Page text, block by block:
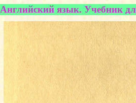
Английский язык. Учебник